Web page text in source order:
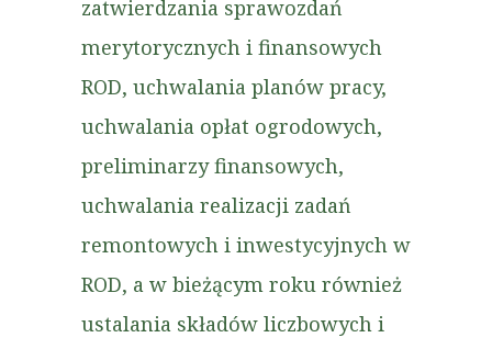
zatwierdzania sprawozdań
merytorycznych i finansowych
ROD, uchwalania planów pracy,
uchwalania opłat ogrodowych,
preliminarzy finansowych,
uchwalania realizacji zadań
remontowych i inwestycyjnych w
ROD, a w bieżącym roku również
ustalania składów liczbowych i